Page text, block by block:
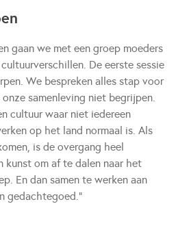
gaan we met een groep moeders
De eerste sessie
We bespreken alles stap voor
samenleving niet begrijpen.
cultuur waar niet iedereen
op het land normaal is. Als
is de overgang heel
kunst om af te dalen naar het
En dan samen te werken aan
gedachtegoed."